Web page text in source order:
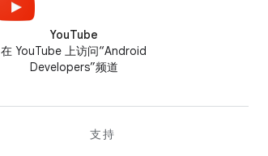
YouTube
在 YouTube 上访问“Android
Developers”频道
支持